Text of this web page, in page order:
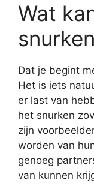
Wat
Dat je begint
Het is iets
er last van
het snurken
zijn
worden van
genoeg
van kunnen